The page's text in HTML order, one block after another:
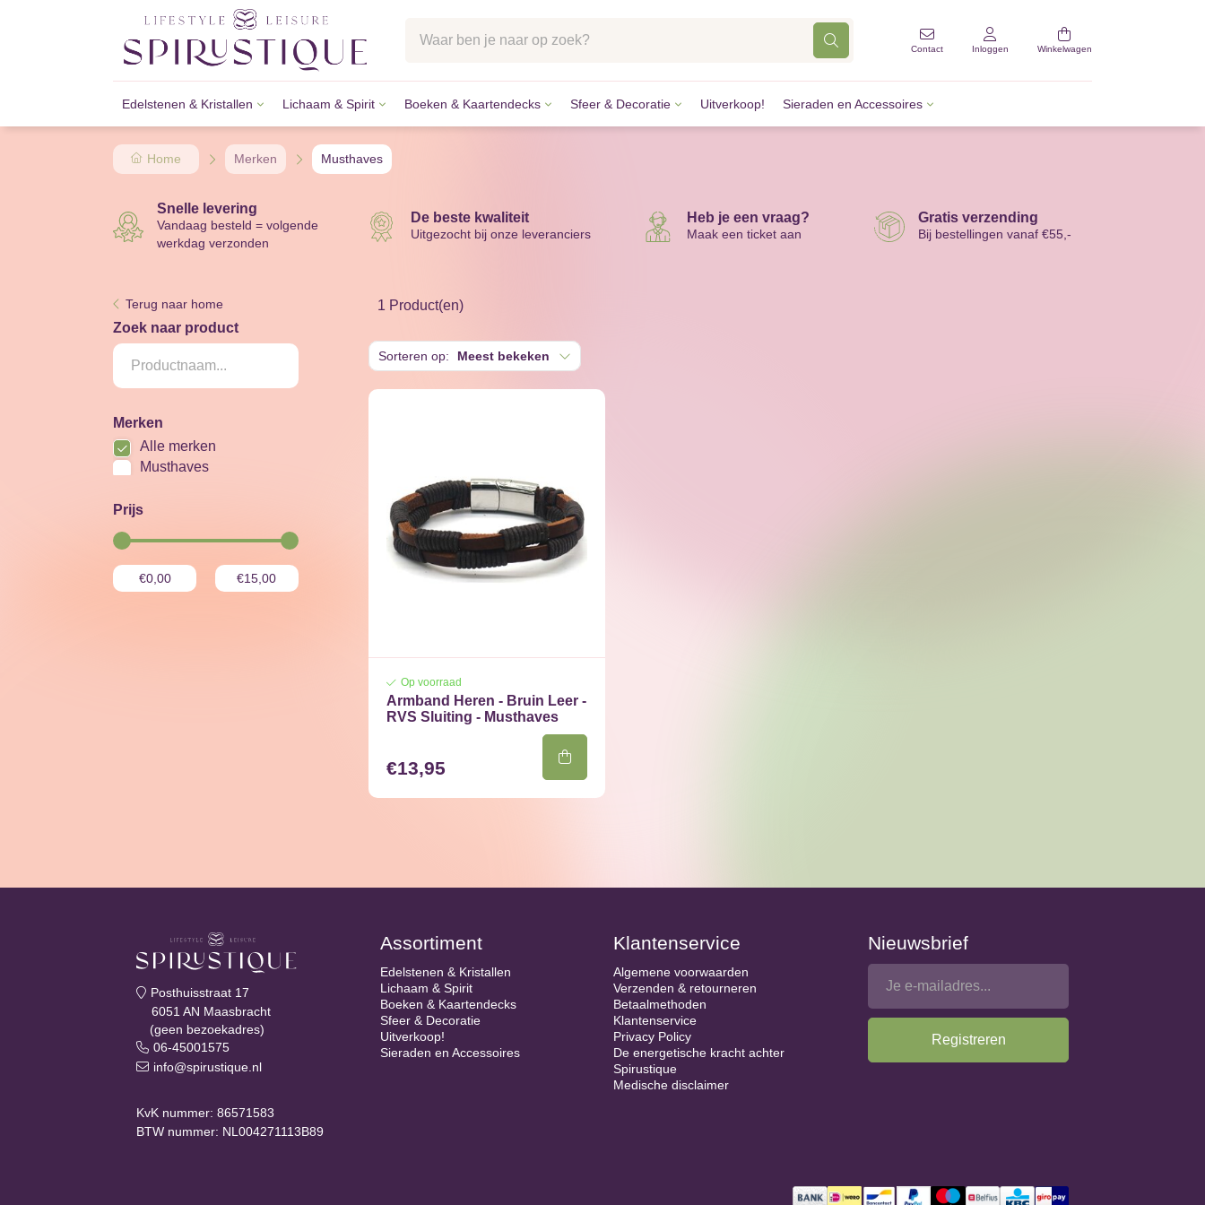
Contact Inloggen Winkelwagen
Edelstenen & Kristallen
Armbanden
Geodes
Knuffelstenen
Punten
Lichaam & Spirit
Thee
Boeken & Kaartendecks
Boeken
Inspiratiekaarten
Inzichtkaarten
Tarotkaarten
Sfeer & Decoratie
Amberblokjes & Accessoires
Kaarsen & Accessoires
Wierook & Accessoires
Dromenvangers
Uitverkoop! Sieraden en Accessoires
Armbanden
Home Merken Musthaves
Snelle levering
Vandaag besteld = volgende
werkdag verzonden
De beste kwaliteit
Uitgezocht bij onze leveranciers
Heb je een vraag?
Maak een ticket aan
Gratis verzending
Bij bestellingen vanaf €55,-
Terug naar home
Zoek naar product
Merken
Alle merken
Musthaves
Prijs
1 Product(en)
Sorteren op: Meest bekeken
Op voorraad
Armband Heren - Bruin Leer -
RVS Sluiting - Musthaves
€13,95
Posthuisstraat 17
6051 AN Maasbracht
(geen bezoekadres)
06-45001575
info@spirustique.nl
KvK nummer: 86571583
BTW nummer: NL004271113B89
Assortiment
Edelstenen & Kristallen
Lichaam & Spirit
Boeken & Kaartendecks
Sfeer & Decoratie
Uitverkoop!
Sieraden en Accessoires
Klantenservice
Algemene voorwaarden
Verzenden & retourneren
Betaalmethoden
Klantenservice
Privacy Policy
De energetische kracht achter
Spirustique
Medische disclaimer
Nieuwsbrief
Registreren